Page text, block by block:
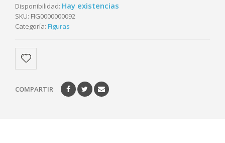
Disponibilidad: Hay existencias
SKU: FIG0000000092
Categoría: Figuras
COMPARTIR